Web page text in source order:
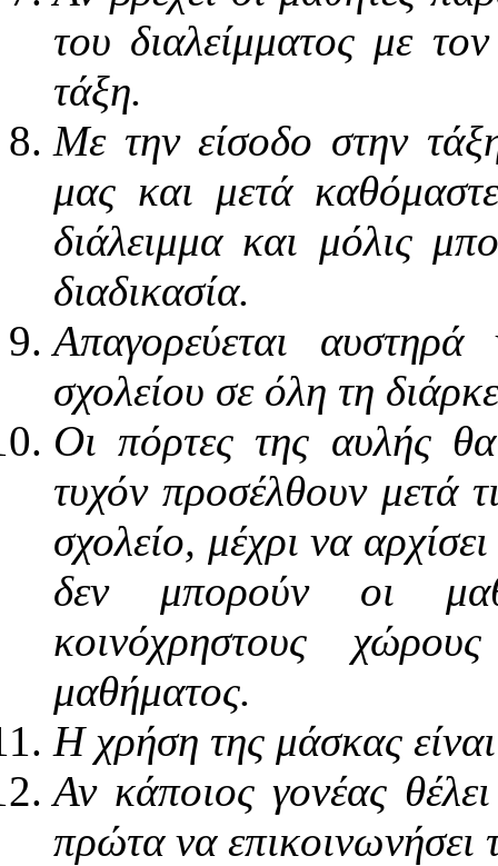
του διαλείμματος με
τάξη.
Με την είσοδο στην
μας και μετά
διάλειμμα και μόλις
διαδικασία.
Απαγορεύεται
σχολείου σε όλη τη
Οι πόρτες της αυλής
τυχόν προσέλθουν μετά
σχολείο, μέχρι να
δεν μπορούν οι
κοινόχρηστους
μαθήματος.
Η χρήση της μάσκας
Αν κάποιος γονέας
πρώτα να επικοινωνήσει